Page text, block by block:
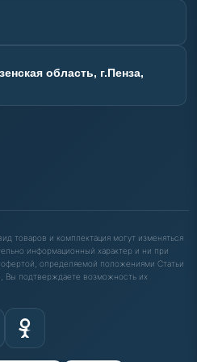
область, г.Пенза,
товаров и комплектация могут изменяться
информационный характер и ни при
офертой, определяемой положениями Статьи
Вы подтверждаете возможность их